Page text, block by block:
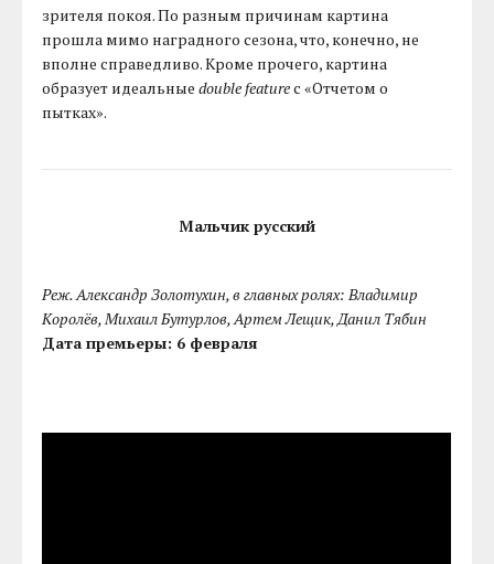
зрителя покоя. По разным причинам картина
прошла мимо наградного сезона, что, конечно, не
вполне справедливо. Кроме прочего, картина
образует идеальныеdouble featureс «Отчетом о
пытках».
Мальчик русский
Реж. Александр Золотухин, в главных ролях: Владимир
Королёв, Михаил Бутурлов, Артем Лещик, Данил Тябин
Дата премьеры: 6 февраля